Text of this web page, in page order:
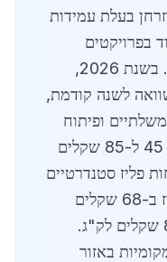
בעלת עמידות
בפרויקטים
תעשייתיים ובנייה באזור הדרום. בשנת 2026,
עלה ב-18% בהשוואה לשנה קודמת,
ופיתוח
תעשייתי. מחירי הפליז נעים בין 45 ל-85 שקלים
פליז סטנדרטיים
ב-52 שקלים לק"ג, צינורות פליז ב-68 שקלים
לק"ג, ומקטעים מיוחדים עד 85 שקלים לק"ג.
באזור